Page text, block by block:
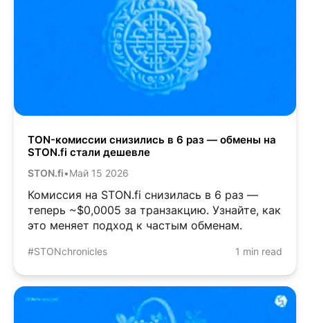
TON-комиссии снизились в 6 раз — обмены на
STON.fi стали дешевле
STON.fi•Май 15 2026
Комиссия на STON.fi снизилась в 6 раз —
теперь ~$0,0005 за транзакцию. Узнайте, как
это меняет подход к частым обменам.
#STONchronicles 1 min read